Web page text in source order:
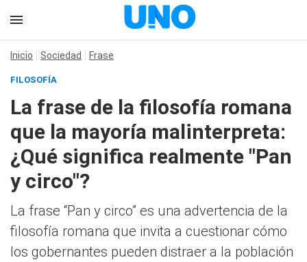
Inicio Sociedad Frase
FILOSOFÍA
La frase de la filosofía romana
que la mayoría malinterpreta:
¿Qué significa realmente "Pan
y circo"?
La frase “Pan y circo” es una advertencia de la
filosofía romana que invita a cuestionar cómo
los gobernantes pueden distraer a la población